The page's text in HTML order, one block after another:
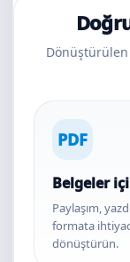
Dönüştürülen
PDF
Belgeler
Paylaşım,
formata
dönüştürün.